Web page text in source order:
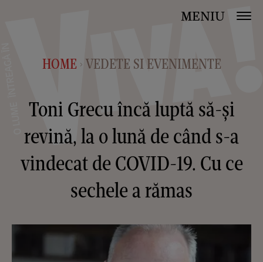
MENIU
HOME > VEDETE SI EVENIMENTE
Toni Grecu încă luptă să-și
revină, la o lună de când s-a
vindecat de COVID-19. Cu ce
sechele a rămas